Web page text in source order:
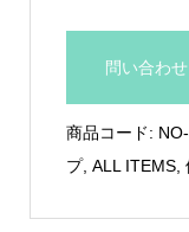
4170
問い合わ
商品コード:
プ, ALL ITEMS,